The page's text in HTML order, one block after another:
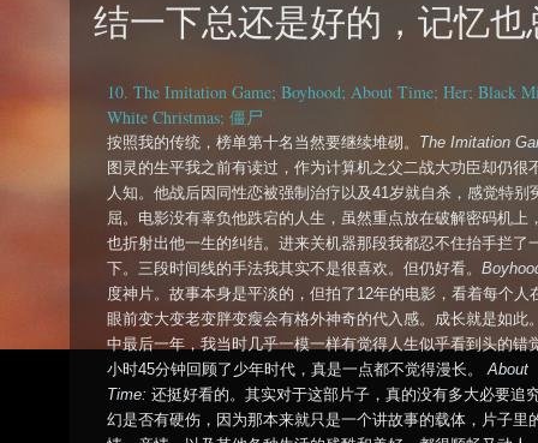
结一下总还是好的，记忆
10. The Imitation Game; Boyhood; About Time; Her; Black
White Christmas; 僵尸
按照我的传统，榜单第十名当然要继续堆砌。 The Imitation
图灵的生平我之前有读过，作为计算机之父二战大功臣却仍很
人知。他战后因同性恋被强制治疗以及41岁就自杀，感觉特别
屈。电影没有辜负他跌宕的人生，虽然重点放在破解密码机上
也折射出他一生的纠结。进来关机器那段我都忍不住抬手拦了
下。三段时间线的手法我其实不是很喜欢。但仍好看。
度神片。故事本身是平淡的，但拍了12年的电影，看着每个人
眼前变大变老变胖变瘦会有格外神奇的代入感。成长就是如此
中最后一年，我当时几乎一模一样有觉得人生似乎看到头的错
小时45分钟回顾了少年时代，真是一点都不觉得漫长。About
Time: 还挺好看的。其实对于这部片子，真的没有多大必要追
幻是否有硬伤，因为那本来就只是一个讲故事的载体，片子里